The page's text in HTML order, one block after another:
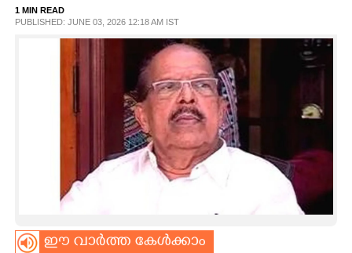
LIFESTYLE
1 MIN READ
PUBLISHED: JUNE 03, 2026 12:18 AM IST
ഈ വാർത്ത കേൾക്കാം